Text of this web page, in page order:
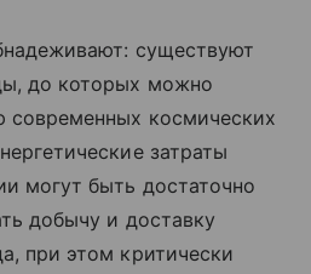
существуют
до которых можно
космических
затраты
могут быть достаточно
добычу и доставку
при этом критически